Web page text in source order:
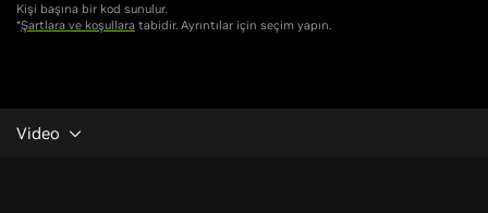
Kişi başına bir kod sunulur.
*Şartlara ve koşullara tabidir. Ayrıntılar için seçim yapın.
Video